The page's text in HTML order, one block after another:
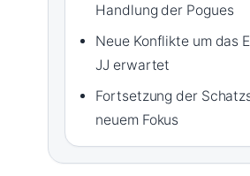
Handlung der Pogues
Neue Konflikte um das
JJ erwartet
Fortsetzung der
neuem Fokus